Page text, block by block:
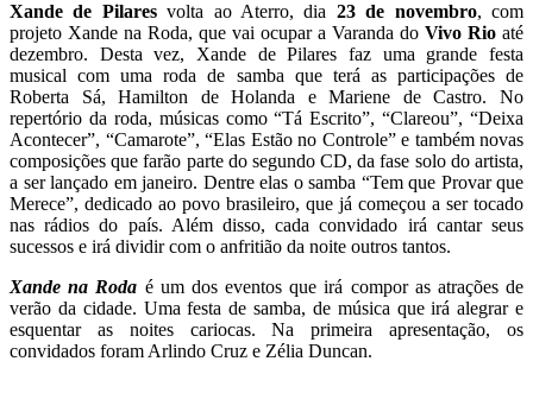
Xande de Pilaresvolta ao Aterro, dia 23 de novembro, com
projeto Xande na Roda, que vai ocupar a Varanda do Vivo Rio até
dezembro. Desta vez, Xande de Pilares faz uma grande festa
musical com uma roda de samba que terá as participações de
Roberta Sá, Hamilton de Holanda e Mariene de Castro. No
repertório da roda, músicas como “Tá Escrito”, “Clareou”, “Deixa
Acontecer”, “Camarote”, “Elas Estão no Controle” e também novas
composições que farão parte do segundo CD, da fase solo do artista,
a ser lançado em janeiro. Dentre elas o samba “Tem que Provar que
Merece”, dedicado ao povo brasileiro, que já começou a ser tocado
nas rádios do país. Além disso, cada convidado irá cantar seus
sucessos e irá dividir com o anfritião da noite outros tantos.
Xande na Roda é um dos eventos que irá compor as atrações de
verão da cidade. Uma festa de samba, de música que irá alegrar e
esquentar as noites cariocas. Na primeira apresentação, os
convidados foram Arlindo Cruz e Zélia Duncan.